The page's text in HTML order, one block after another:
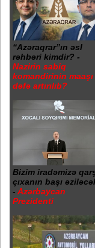
“Azəraqrar”ın əsl
rəhbəri kimdir? -
Nazirin sabiq
komandirinin maaşı
dəfə artırılıb?
Bizim iradəmizə
çıxanın başı
- Azərbaycan
Prezidenti